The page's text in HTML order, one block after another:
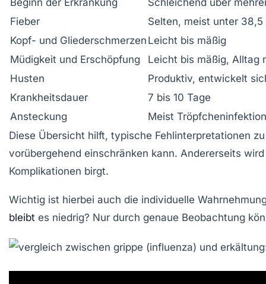
Fieber
Selten, meist unter 38,5
Kopf- und Gliederschmerzen Leicht bis mäßig
Müdigkeit und Erschöpfung
Leicht bis mäßig, Alltag
Husten
Produktiv, entwickelt
Krankheitsdauer
7 bis 10 Tage
Ansteckung
Meist
Diese Übersicht hilft, typische Fehlinterpretationen
vorübergehend einschränken kann. Andererseits
Komplikationen birgt.
Wichtig ist hierbei auch die individuelle
bleibt es niedrig? Nur durch genaue Beobachtung